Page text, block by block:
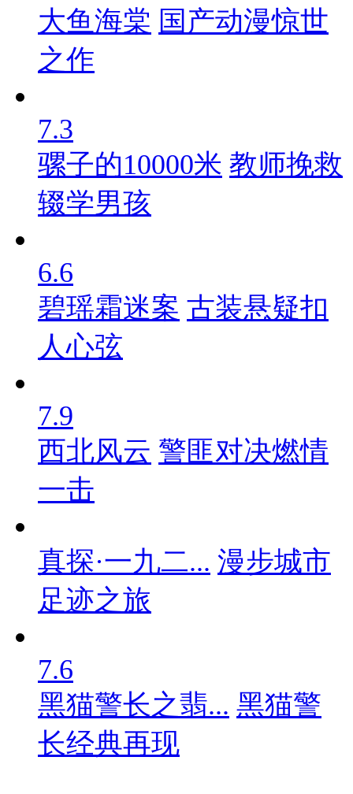
大鱼海棠 国产动漫惊世
之作
7.3
骡子的10000米 教师挽救
辍学男孩
6.6
碧瑶霜迷案 古装悬疑扣
人心弦
7.9
西北风云 警匪对决燃情
一击
真探·一九二... 漫步城市
足迹之旅
7.6
黑猫警长之翡... 黑猫警
长经典再现